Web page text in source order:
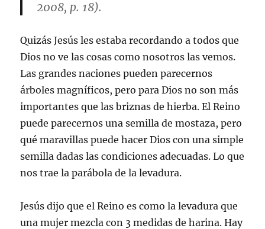
2008, p. 18).
Quizás Jesús les estaba recordando a todos que
Dios no ve las cosas como nosotros las vemos.
Las grandes naciones pueden parecernos
árboles magníficos, pero para Dios no son más
importantes que las briznas de hierba. El Reino
puede parecernos una semilla de mostaza, pero
qué maravillas puede hacer Dios con una simple
semilla dadas las condiciones adecuadas. Lo que
nos trae la parábola de la levadura.
Jesús dijo que el Reino es como la levadura que
una mujer mezcla con 3 medidas de harina. Hay